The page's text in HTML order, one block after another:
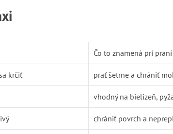
Čo to znamená pri praní
krčiť prať šetrne a chrániť
vhodný na bielizeň,
chrániť povrch a